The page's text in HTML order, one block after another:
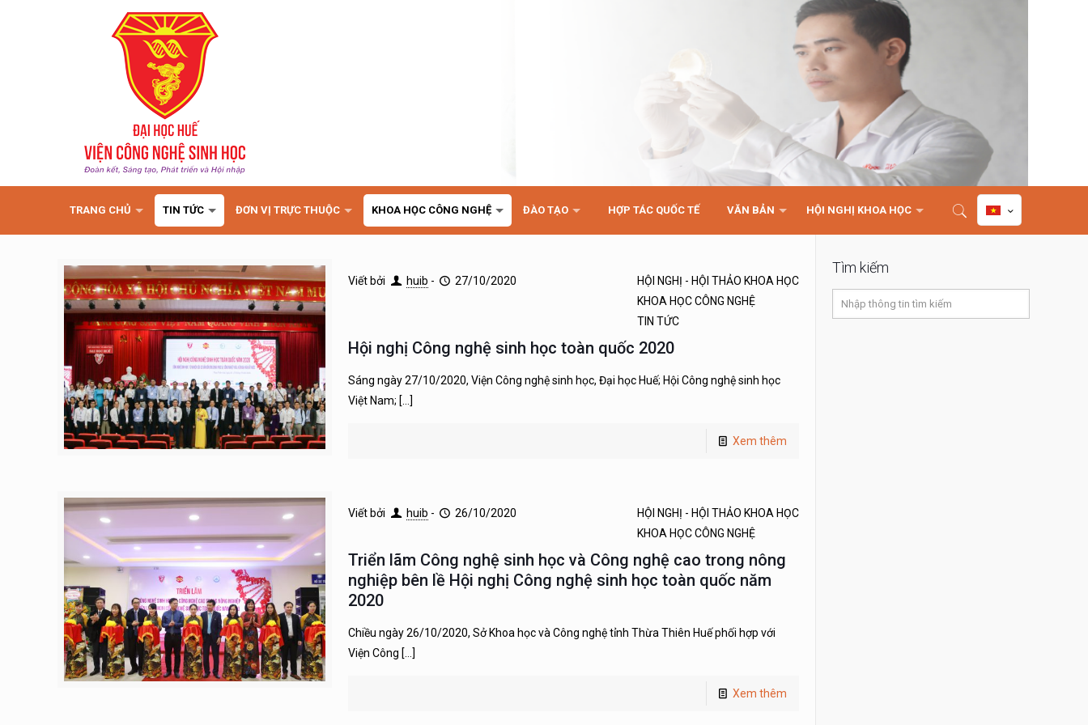
TRANG CHỦ TIN TỨC ĐƠN VỊ TRỰC THUỘC KHOA HỌC CÔNG NGHỆ ĐÀO TẠO HỢP TÁC QUỐC TẾ VĂN BẢN HỘI NGHỊ KHOA HỌC
Viết bởi huib - 27/10/2020
HỘI NGHỊ - HỘI THẢO KHOA HỌC
KHOA HỌC CÔNG NGHỆ
TIN TỨC
Hội nghị Công nghệ sinh học toàn quốc 2020
Sáng ngày 27/10/2020, Viện Công nghệ sinh học, Đại học Huế; Hội Công nghệ sinh học
Việt Nam; […]
Xem thêm
Viết bởi huib - 26/10/2020
HỘI NGHỊ - HỘI THẢO KHOA HỌC
KHOA HỌC CÔNG NGHỆ
Triển lãm Công nghệ sinh học và Công nghệ cao trong nông
nghiệp bên lề Hội nghị Công nghệ sinh học toàn quốc năm
2020
Chiều ngày 26/10/2020, Sở Khoa học và Công nghệ tỉnh Thừa Thiên Huế phối hợp với
Viện Công […]
Xem thêm
Tìm kiếm